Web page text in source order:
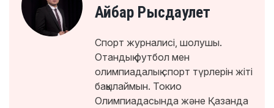
Айбар Рысдаулет
Спорт журналисі, шолушы.
Отандық футбол мен
олимпиадалық спорт түрлерін жіті
бақылаймын. Токио
Олимпиадасында және Қазанда